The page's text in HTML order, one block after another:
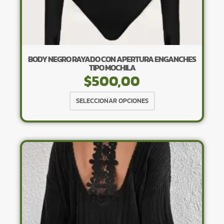
BODY NEGRO RAYADO CON APERTURA ENGANCHES
TIPO MOCHILA
$500,00
SELECCIONAR OPCIONES
producto
tiene
variantes.
opciones
se
pueden
elegir